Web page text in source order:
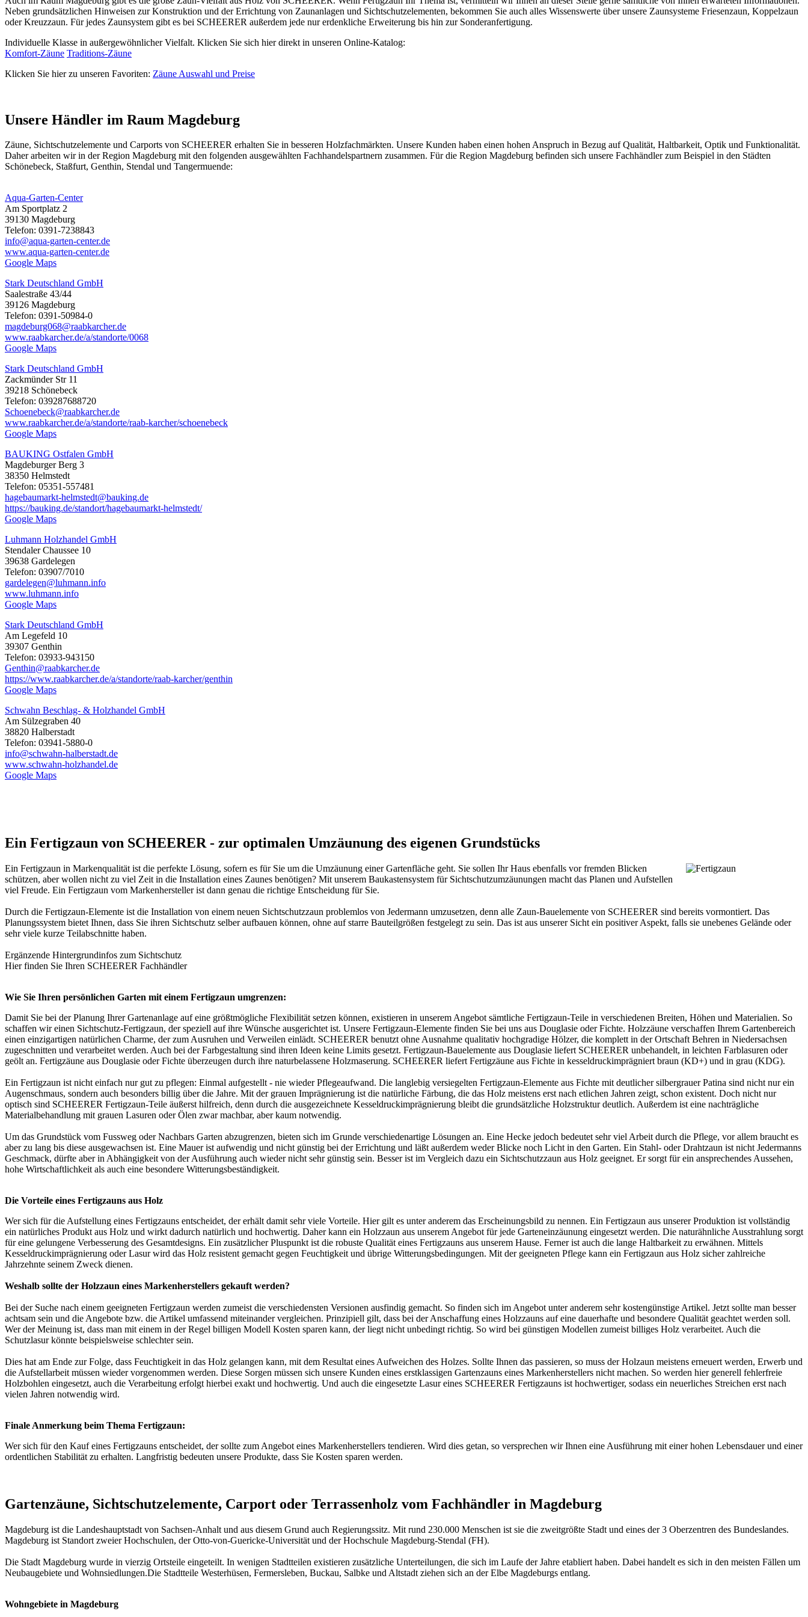
Neben grundsätzlichen Hinweisen zur Konstruktion und der Errichtung von Zaunanlagen und Sichtschutzelementen, bekommen Sie auch alles Wissenswerte über unsere Zaunsysteme Friesenzaun, Koppelzaun
oder Kreuzzaun. Für jedes Zaunsystem gibt es bei SCHEERER außerdem jede nur erdenkliche Erweiterung bis hin zur Sonderanfertigung.
Individuelle Klasse in außergewöhnlicher Vielfalt. Klicken Sie sich hier direkt in unseren Online-Katalog:
Komfort-Zäune Traditions-Zäune
Klicken Sie hier zu unseren Favoriten: Zäune Auswahl und Preise
Unsere Händler im Raum Magdeburg
Zäune, Sichtschutzelemente und Carports von SCHEERER erhalten Sie in besseren Holzfachmärkten. Unsere Kunden haben einen hohen Anspruch in Bezug auf Qualität, Haltbarkeit, Optik und Funktionalität.
Daher arbeiten wir in der Region Magdeburg mit den folgenden ausgewählten Fachhandelspartnern zusammen. Für die Region Magdeburg befinden sich unsere Fachhändler zum Beispiel in den Städten
Schönebeck, Staßfurt, Genthin, Stendal und Tangermuende:
Aqua-Garten-Center
Am Sportplatz 2
39130 Magdeburg
Telefon: 0391-7238843
info@aqua-garten-center.de
www.aqua-garten-center.de
Google Maps
Stark Deutschland GmbH
Saalestraße 43/44
39126 Magdeburg
Telefon: 0391-50984-0
magdeburg068@raabkarcher.de
www.raabkarcher.de/a/standorte/0068
Google Maps
Stark Deutschland GmbH
Zackmünder Str 11
39218 Schönebeck
Telefon: 039287688720
Schoenebeck@raabkarcher.de
www.raabkarcher.de/a/standorte/raab-karcher/schoenebeck
Google Maps
BAUKING Ostfalen GmbH
Magdeburger Berg 3
38350 Helmstedt
Telefon: 05351-557481
hagebaumarkt-helmstedt@bauking.de
https://bauking.de/standort/hagebaumarkt-helmstedt/
Google Maps
Luhmann Holzhandel GmbH
Stendaler Chaussee 10
39638 Gardelegen
Telefon: 03907/7010
gardelegen@luhmann.info
www.luhmann.info
Google Maps
Stark Deutschland GmbH
Am Legefeld 10
39307 Genthin
Telefon: 03933-943150
Genthin@raabkarcher.de
https://www.raabkarcher.de/a/standorte/raab-karcher/genthin
Google Maps
Schwahn Beschlag- & Holzhandel GmbH
Am Sülzegraben 40
38820 Halberstadt
Telefon: 03941-5880-0
info@schwahn-halberstadt.de
www.schwahn-holzhandel.de
Google Maps
Ein Fertigzaun von SCHEERER - zur optimalen Umzäunung des eigenen Grundstücks
Ein Fertigzaun in Markenqualität ist die perfekte Lösung, sofern es für Sie um die Umzäunung einer Gartenfläche geht. Sie sollen Ihr Haus ebenfalls vor fremden Blicken
schützen, aber wollen nicht zu viel Zeit in die Installation eines Zaunes benötigen? Mit unserem Baukastensystem für Sichtschutzumzäunungen macht das Planen und Aufstellen
viel Freude. Ein Fertigzaun vom Markenhersteller ist dann genau die richtige Entscheidung für Sie.
Durch die Fertigzaun-Elemente ist die Installation von einem neuen Sichtschutzzaun problemlos von Jedermann umzusetzen, denn alle Zaun-Bauelemente von SCHEERER sind bereits vormontiert. Das
Planungssystem bietet Ihnen, dass Sie ihren Sichtschutz selber aufbauen können, ohne auf starre Bauteilgrößen festgelegt zu sein. Das ist aus unserer Sicht ein positiver Aspekt, falls sie unebenes Gelände oder
sehr viele kurze Teilabschnitte haben.
Ergänzende Hintergrundinfos zum Sichtschutz
Hier finden Sie Ihren SCHEERER Fachhändler
Wie Sie Ihren persönlichen Garten mit einem Fertigzaun umgrenzen:
Damit Sie bei der Planung Ihrer Gartenanlage auf eine größtmögliche Flexibilität setzen können, existieren in unserem Angebot sämtliche Fertigzaun-Teile in verschiedenen Breiten, Höhen und Materialien. So
schaffen wir einen Sichtschutz-Fertigzaun, der speziell auf ihre Wünsche ausgerichtet ist. Unsere Fertigzaun-Elemente finden Sie bei uns aus Douglasie oder Fichte. Holzzäune verschaffen Ihrem Gartenbereich
einen einzigartigen natürlichen Charme, der zum Ausruhen und Verweilen einlädt. SCHEERER benutzt ohne Ausnahme qualitativ hochgradige Hölzer, die komplett in der Ortschaft Behren in Niedersachsen
zugeschnitten und verarbeitet werden. Auch bei der Farbgestaltung sind ihren Ideen keine Limits gesetzt. Fertigzaun-Bauelemente aus Douglasie liefert SCHEERER unbehandelt, in leichten Farblasuren oder
geölt an. Fertigzäune aus Douglasie oder Fichte überzeugen durch ihre naturbelassene Holzmaserung. SCHEERER liefert Fertigzäune aus Fichte in kesseldruckimprägniert braun (KD+) und in grau (KDG).
Ein Fertigzaun ist nicht einfach nur gut zu pflegen: Einmal aufgestellt - nie wieder Pflegeaufwand. Die langlebig versiegelten Fertigzaun-Elemente aus Fichte mit deutlicher silbergrauer Patina sind nicht nur ein
Augenschmaus, sondern auch besonders billig über die Jahre. Mit der grauen Imprägnierung ist die natürliche Färbung, die das Holz meistens erst nach etlichen Jahren zeigt, schon existent. Doch nicht nur
optisch sind SCHEERER Fertigzaun-Teile äußerst hilfreich, denn durch die ausgezeichnete Kesseldruckimprägnierung bleibt die grundsätzliche Holzstruktur deutlich. Außerdem ist eine nachträgliche
Materialbehandlung mit grauen Lasuren oder Ölen zwar machbar, aber kaum notwendig.
Um das Grundstück vom Fussweg oder Nachbars Garten abzugrenzen, bieten sich im Grunde verschiedenartige Lösungen an. Eine Hecke jedoch bedeutet sehr viel Arbeit durch die Pflege, vor allem braucht es
aber zu lang bis diese ausgewachsen ist. Eine Mauer ist aufwendig und nicht günstig bei der Errichtung und läßt außerdem weder Blicke noch Licht in den Garten. Ein Stahl- oder Drahtzaun ist nicht Jedermanns
Geschmack, dürfte aber in Abhängigkeit von der Ausführung auch wieder nicht sehr günstig sein. Besser ist im Vergleich dazu ein Sichtschutzzaun aus Holz geeignet. Er sorgt für ein ansprechendes Aussehen,
hohe Wirtschaftlichkeit als auch eine besondere Witterungsbeständigkeit.
Die Vorteile eines Fertigzauns aus Holz
Wer sich für die Aufstellung eines Fertigzauns entscheidet, der erhält damit sehr viele Vorteile. Hier gilt es unter anderem das Erscheinungsbild zu nennen. Ein Fertigzaun aus unserer Produktion ist vollständig
ein natürliches Produkt aus Holz und wirkt dadurch natürlich und hochwertig. Daher kann ein Holzzaun aus unserem Angebot für jede Garteneinzäunung eingesetzt werden. Die naturähnliche Ausstrahlung sorgt
für eine gelungene Verbesserung des Gesamtdesigns. Ein zusätzlicher Pluspunkt ist die robuste Qualität eines Fertigzauns aus unserem Hause. Ferner ist auch die lange Haltbarkeit zu erwähnen. Mittels
Kesseldruckimprägnierung oder Lasur wird das Holz resistent gemacht gegen Feuchtigkeit und übrige Witterungsbedingungen. Mit der geeigneten Pflege kann ein Fertigzaun aus Holz sicher zahlreiche
Jahrzehnte seinem Zweck dienen.
Weshalb sollte der Holzzaun eines Markenherstellers gekauft werden?
Bei der Suche nach einem geeigneten Fertigzaun werden zumeist die verschiedensten Versionen ausfindig gemacht. So finden sich im Angebot unter anderem sehr kostengünstige Artikel. Jetzt sollte man besser
achtsam sein und die Angebote bzw. die Artikel umfassend miteinander vergleichen. Prinzipiell gilt, dass bei der Anschaffung eines Holzzauns auf eine dauerhafte und besondere Qualität geachtet werden soll.
Wer der Meinung ist, dass man mit einem in der Regel billigen Modell Kosten sparen kann, der liegt nicht unbedingt richtig. So wird bei günstigen Modellen zumeist billiges Holz verarbeitet. Auch die
Schutzlasur könnte beispielsweise schlechter sein.
Dies hat am Ende zur Folge, dass Feuchtigkeit in das Holz gelangen kann, mit dem Resultat eines Aufweichen des Holzes. Sollte Ihnen das passieren, so muss der Holzaun meistens erneuert werden, Erwerb und
die Aufstellarbeit müssen wieder vorgenommen werden. Diese Sorgen müssen sich unsere Kunden eines erstklassigen Gartenzauns eines Markenherstellers nicht machen. So werden hier generell fehlerfreie
Holzbohlen eingesetzt, auch die Verarbeitung erfolgt hierbei exakt und hochwertig. Und auch die eingesetzte Lasur eines SCHEERER Fertigzauns ist hochwertiger, sodass ein neuerliches Streichen erst nach
vielen Jahren notwendig wird.
Finale Anmerkung beim Thema Fertigzaun:
Wer sich für den Kauf eines Fertigzauns entscheidet, der sollte zum Angebot eines Markenherstellers tendieren. Wird dies getan, so versprechen wir Ihnen eine Ausführung mit einer hohen Lebensdauer und einer
ordentlichen Stabilität zu erhalten. Langfristig bedeuten unsere Produkte, dass Sie Kosten sparen werden.
Gartenzäune, Sichtschutzelemente, Carport oder Terrassenholz vom Fachhändler in Magdeburg
Magdeburg ist die Landeshauptstadt von Sachsen-Anhalt und aus diesem Grund auch Regierungssitz. Mit rund 230.000 Menschen ist sie die zweitgrößte Stadt und eines der 3 Oberzentren des Bundeslandes.
Magdeburg ist Standort zweier Hochschulen, der Otto-von-Guericke-Universität und der Hochschule Magdeburg-Stendal (FH).
Die Stadt Magdeburg wurde in vierzig Ortsteile eingeteilt. In wenigen Stadtteilen existieren zusätzliche Unterteilungen, die sich im Laufe der Jahre etabliert haben. Dabei handelt es sich in den meisten Fällen um
Neubaugebiete und Wohnsiedlungen.Die Stadtteile Westerhüsen, Fermersleben, Buckau, Salbke und Altstadt ziehen sich an der Elbe Magdeburgs entlang.
Wohngebiete in Magdeburg